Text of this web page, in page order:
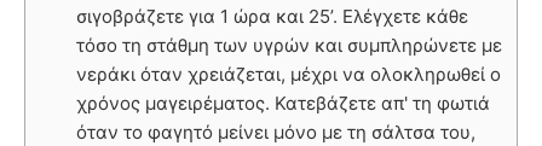
σιγοβράζετε για 1 ώρα και 25’. Ελέγχετε κάθε
τόσο τη στάθμη των υγρών και συμπληρώνετε με
νεράκι όταν χρειάζεται, μέχρι να ολοκληρωθεί ο
χρόνος μαγειρέματος. Κατεβάζετε απ' τη φωτιά
όταν το φαγητό μείνει μόνο με τη σάλτσα του,